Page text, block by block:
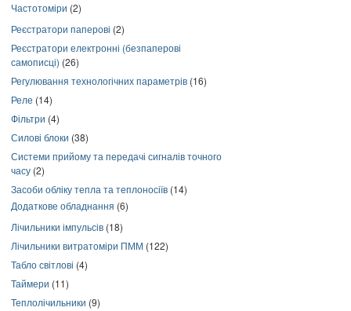
Частотоміри (2)
Реєстратори паперові (2)
Реєстратори електронні (безпаперові
самописці) (26)
Регулювання технологічних параметрів (16)
Реле (14)
Фільтри (4)
Силові блоки (38)
Системи прийому та передачі сигналів точного
часу (2)
Засоби обліку тепла та теплоносіїв (14)
Додаткове обладнання (6)
Лічильники імпульсів (18)
Лічильники витратоміри ПММ (122)
Табло світлові (4)
Таймери (11)
Теплолічильники (9)